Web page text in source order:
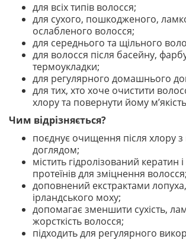
для всіх типів волосся;
для сухого, пошкодженого,
ослабленого волосся;
для середнього та щільного
для волосся після басейну,
термоукладки;
для регулярного домашнього
для тих, хто хоче очистити
хлору та повернути йому
Чим відрізняється?
поєднує очищення після хлору
доглядом;
містить гідролізований кератин
протеїнів для зміцнення волосся;
доповнений екстрактами
ірландського моху;
допомагає зменшити сухість,
жорсткість волосся;
підходить для регулярного